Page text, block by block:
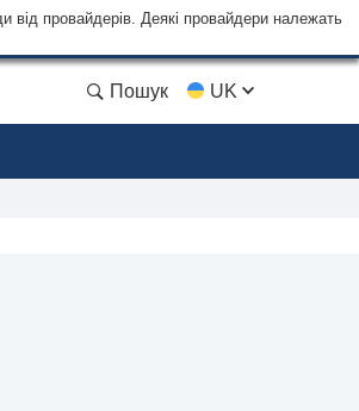
від провайдерів. Деякі провайдери належать
Пошук UK